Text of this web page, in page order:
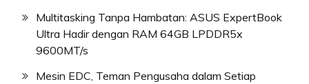
Multitasking Tanpa Hambatan: ASUS ExpertBook
Ultra Hadir dengan RAM 64GB LPDDR5x
9600MT/s
Mesin EDC, Teman Pengusaha dalam Setiap